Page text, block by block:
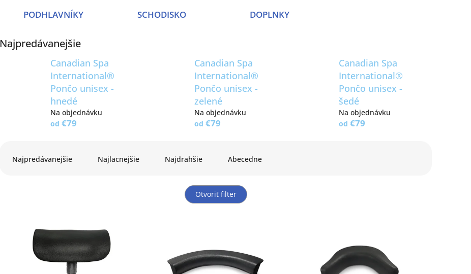
PODHLAVNÍKY SCHODISKO DOPLNKY
Najpredávanejšie
Canadian Spa
International®
Pončo unisex -
hnedé
Na objednávku
od €79
Canadian Spa
International®
Pončo unisex -
zelené
Na objednávku
od €79
Canadian Spa
International®
Pončo unisex -
šedé
Na objednávku
od €79
Najpredávanejšie Najlacnejšie Najdrahšie Abecedne
Otvoriť filter